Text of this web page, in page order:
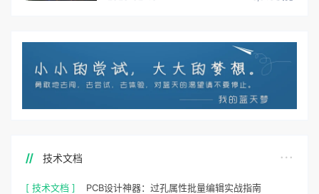
技术文档
[ 技术文档 ] PCB设计神器：过孔属性批量编辑实战指南